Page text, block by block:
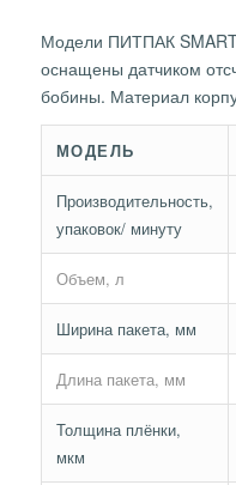
Модели ПИТПАК
оснащены датчиком
бобины. Материал
МОДЕЛЬ
Производительность,
упаковок/ минуту
Объем, л
Ширина пакета, мм
Длина пакета, мм
Толщина плёнки,
мкм